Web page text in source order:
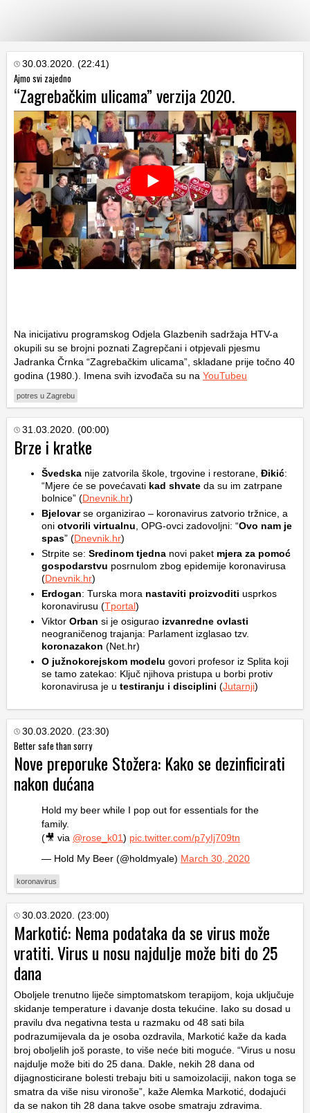
KATEGORIJE
HRVATSKI
WEB
30.03.2020. (22:41)
Ajmo svi zajedno
“Zagrebačkim ulicama” verzija 2020.
Na inicijativu programskog Odjela Glazbenih sadržaja HTV-a
okupili su se brojni poznati Zagrepčani i otpjevali pjesmu
Jadranka Črnka “Zagrebačkim ulicama”, skladane prije točno 40
godina (1980.). Imena svih izvođača su na YouTubeu
potres u Zagrebu
31.03.2020. (00:00)
Brze i kratke
Švedska nije zatvorila škole, trgovine i restorane, Đikić:
“Mjere će se povećavati kad shvate da su im zatrpane
bolnice” (Dnevnik.hr)
Bjelovarse organizirao – koronavirus zatvorio tržnice, a
oni otvorili virtualnu , OPG-ovci zadovoljni: “Ovo nam je
spas” (Dnevnik.hr)
Strpite se: Sredinom tjedna novi paket mjera za pomoć
gospodarstvu posrnulom zbog epidemije koronavirusa
(Dnevnik.hr)
Erdogan: Turska mora nastaviti proizvoditi usprkos
koronavirusu (Tportal)
Viktor Orban si je osigurao izvanredne ovlasti
neograničenog trajanja: Parlament izglasao tzv.
koronazakon (Net.hr)
O južnokorejskom modelu govori profesor iz Splita koji
se tamo zatekao: Ključ njihova pristupa u borbi protiv
koronavirusa je u testiranju i disciplini (Jutarnji)
30.03.2020. (23:30)
Better safe than sorry
Nove preporuke Stožera: Kako se dezinficirati
nakon dućana
Hold my beer while I pop out for essentials for the
family.
(🎥 via @rose_k01) pic.twitter.com/p7yIj709tn
— Hold My Beer (@holdmyale) March 30, 2020
koronavirus
30.03.2020. (23:00)
Markotić: Nema podataka da se virus može
vratiti. Virus u nosu najdulje može biti do 25
dana
Oboljele trenutno liječe simptomatskom terapijom, koja uključuje
skidanje temperature i davanje dosta tekućine. Iako su dosad u
pravilu dva negativna testa u razmaku od 48 sati bila
podrazumijevala da je osoba ozdravila, Markotić kaže da kada
broj oboljelih još poraste, to više neće biti moguće. “Virus u nosu
najdulje može biti do 25 dana. Dakle, nekih 28 dana od
dijagnosticirane bolesti trebaju biti u samoizolaciji, nakon toga se
smatra da više nisu vironoše”, kaže Alemka Markotić, dodajući
da se nakon tih 28 dana takve osobe smatraju zdravima.